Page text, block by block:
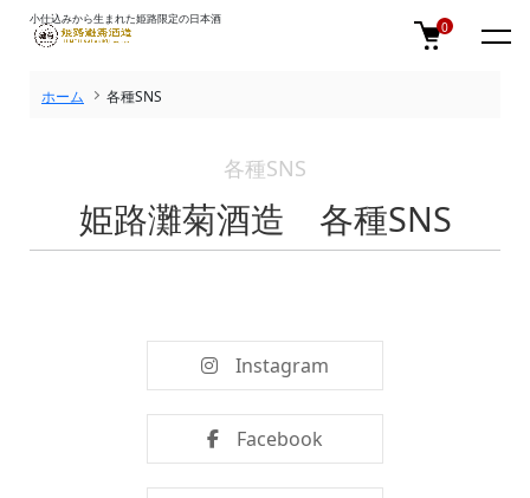
小仕込みから生まれた姫路限定の日本酒 0
ホーム 各種SNS
各種SNS
姫路灘菊酒造 各種SNS
Instagram
Facebook